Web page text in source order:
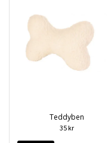
Teddyben
35 kr